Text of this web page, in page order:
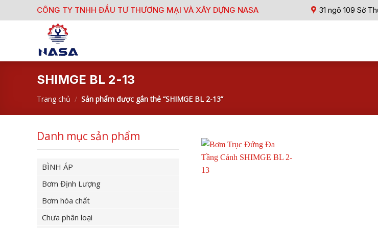
to
CÔNG TY TNHH ĐẦU TƯ THƯƠNG MẠI VÀ XÂY DỰNG NASA 31 ngõ 109 Sở
SHIMGE BL 2-13
Trang chủ / Sản phẩm được gắn thẻ “SHIMGE BL 2-13”
Danh mục sản phẩm
BÌNH ÁP
Bơm Định Lượng
Bơm hóa chất
Chưa phân loại